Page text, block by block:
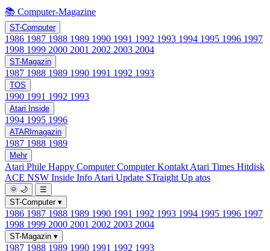
📚 Computer-Magazine
ST-Computer
1986 1987 1988 1989 1990 1991 1992 1993 1994 1995 1996 1997
1998 1999 2000 2001 2002 2003 2004
ST-Magazin
1987 1988 1989 1990 1991 1992 1993
TOS
1990 1991 1992 1993
Atari Inside
1994 1995 1996
ATARImagazin
1987 1988 1989
Mehr
Atari Phile Happy ComputerComputer Kontakt Atari Times Hitdisk
ACE NSW Inside Info Atari Update STraight Up atos
🌞 🌙
☰
ST-Computer ▾
1986 1987 1988 1989 1990 1991 1992 1993 1994 1995 1996 1997
1998 1999 2000 2001 2002 2003 2004
ST-Magazin ▾
1987 1988 1989 1990 1991 1992 1993